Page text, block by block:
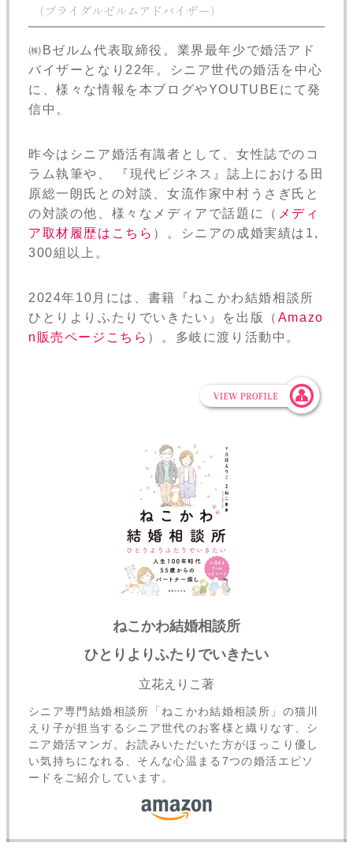
（ブライダルゼルムアドバイザー）
㈱Bゼルム代表取締役。業界最年少で婚活アド
バイザーとなり22年。シニア世代の婚活を中心
に、様々な情報を本ブログやYOUTUBEにて発
信中。
昨今はシニア婚活有識者として、女性誌でのコ
ラム執筆や、 『現代ビジネス』誌上における田
原総一朗氏との対談、女流作家中村うさぎ氏と
の対談の他、様々なメディアで話題に（ メディ
ア取材履歴はこちら ）。シニアの成婚実績は1,
300組以上。
2024年10月には、書籍『ねこかわ結婚相談所
ひとりよりふたりでいきたい』を出版（ Amazo
n販売ページこちら ）。多岐に渡り活動中。
ねこかわ結婚相談所
ひとりよりふたりでいきたい
立花えりこ著
シニア専門結婚相談所「ねこかわ結婚相談所」の猫川
えり子が担当するシニア世代のお客様と織りなす、シ
ニア婚活マンガ。お読みいただいた方がほっこり優し
い気持ちになれる、そんな心温まる7つの婚活エピソ
ードをご紹介しています。